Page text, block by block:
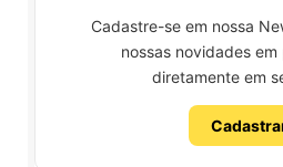
Cadastre-se em nossa
nossas novidades em
diretamente em